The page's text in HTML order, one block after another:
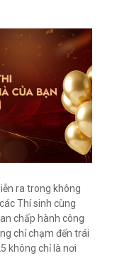
ra trong không
Thí sinh cùng
chấp hành công
chỉ chạm đến trái
không chỉ là nơi